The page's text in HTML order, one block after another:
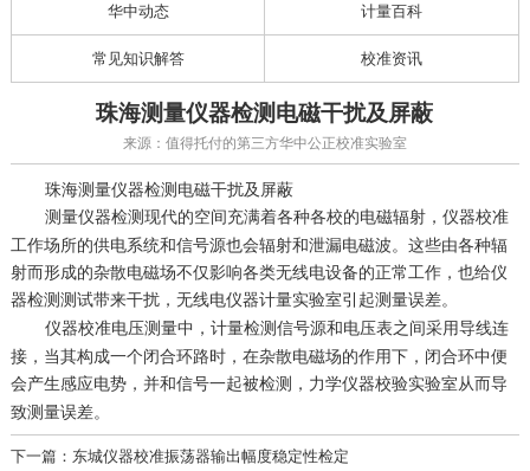
华中动态 计量百科
常见知识解答 校准资讯
珠海测量仪器检测电磁干扰及屏蔽
来源：值得托付的第三方华中公正校准实验室
珠海测量仪器检测电磁干扰及屏蔽
测量仪器检测现代的空间充满着各种各校的电磁辐射， 仪器校准
工作场所的供电系统和信号源也会辐射和泄漏电磁波。这些由各种辐
射而形成的杂散电磁场不仅影响各类无线电设备的正常工作，也给仪
器检测测试带来干扰， 无线电仪器计量实验室引起测量误差。
仪器校准电压测量中， 计量检测信号源和电压表之间采用导线连
接，当其构成一个闭合环路时，在杂散电磁场的作用下，闭合环中便
会产生感应电势，并和信号一起被检测， 力学仪器校验实验室从而导
致测量误差。
下一篇：东城仪器校准振荡器输出幅度稳定性检定